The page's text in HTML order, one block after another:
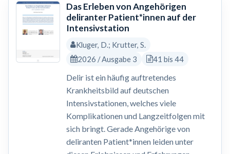
Das Erleben von Angehörigen
deliranter Patient*innen auf der
Intensivstation
Kluger, D.; Krutter, S.
2026 / Ausgabe 3
41 bis 44
Delir ist ein häufig auftretendes
Krankheitsbild auf deutschen
Intensivstationen, welches viele
Komplikationen und Langzeitfolgen mit
sich bringt. Gerade Angehörige von
deliranten Patient*innen leiden unter